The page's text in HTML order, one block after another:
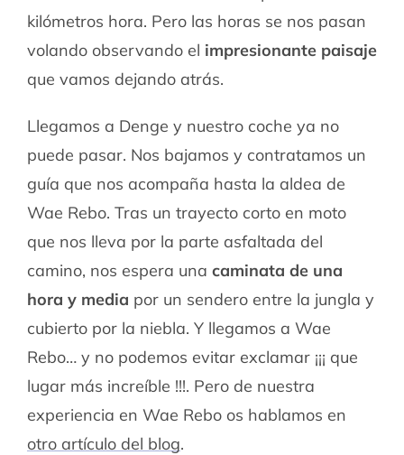
kilómetros hora. Pero las horas se nos pasan
volando observando el impresionante paisaje
que vamos dejando atrás.
Llegamos a Denge y nuestro coche ya no
puede pasar. Nos bajamos y contratamos un
guía que nos acompaña hasta la aldea de
Wae Rebo. Tras un trayecto corto en moto
que nos lleva por la parte asfaltada del
camino, nos espera una caminata de una
hora y media por un sendero entre la jungla y
cubierto por la niebla. Y llegamos a Wae
Rebo… y no podemos evitar exclamar ¡¡¡ que
lugar más increíble !!!. Pero de nuestra
experiencia en Wae Rebo os hablamos en
otro artículo del blog.